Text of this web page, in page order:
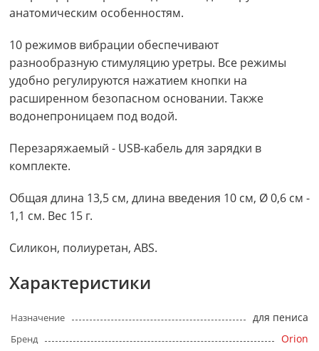
анатомическим особенностям.
10 режимов вибрации обеспечивают
разнообразную стимуляцию уретры. Все режимы
удобно регулируются нажатием кнопки на
расширенном безопасном основании. Также
водонепроницаем под водой.
Перезаряжаемый - USB-кабель для зарядки в
комплекте.
Общая длина 13,5 см, длина введения 10 см, Ø 0,6 см -
1,1 см. Вес 15 г.
Силикон, полиуретан, ABS.
Характеристики
Назначение для пениса
Бренд Orion